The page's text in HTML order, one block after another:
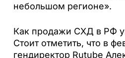
небольшом регионе».
Как продажи СХД в РФ
Стоит отметить, что в
гендиректор Rutube